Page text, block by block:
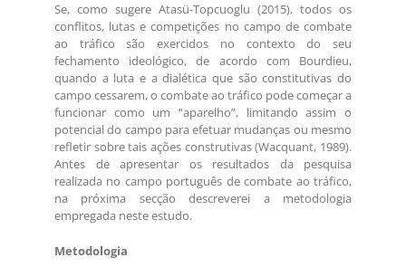
Se, como sugere Atasü-Topcuoglu (2015), todos os
conflitos, lutas e competições no campo de combate
ao tráfico são exercidos no contexto do seu
fechamento ideológico, de acordo com Bourdieu,
quando a luta e a dialética que são constitutivas do
campo cessarem, o combate ao tráfico pode começar a
funcionar como um “aparelho”, limitando assim o
potencial do campo para efetuar mudanças ou mesmo
refletir sobre tais ações construtivas (Wacquant, 1989).
Antes de apresentar os resultados da pesquisa
realizada no campo português de combate ao tráfico,
na próxima secção descreverei a metodologia
empregada neste estudo.
Metodologia